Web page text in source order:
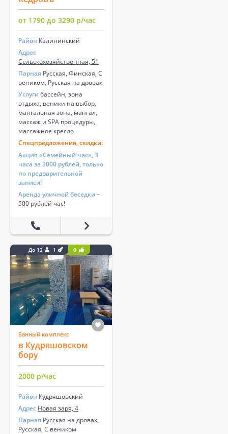
от 1790 до 3290 р/час
Район Калининский
Адрес
Сельскохозяйственная, 51
Парная Русская, Финская, С
веником, Русская на дровах
Услуги бассейн, зона
отдыха, веники на выбор,
мангальная зона, мангал,
массаж и SPA процедуры,
массажное кресло
Спецпредложения, скидки:
Акция «Семейный час», 3
часа за 3000 рублей, только
по предварительной
записи!
Аренда уличной беседки –
500 рублей час!
До 12 1 0
Банный комплекс
в Кудряшовском
бору
2000 р/час
Район Кудряшовский
Адрес Новая заря, 4
Парная Русская на дровах,
Русская, С веником